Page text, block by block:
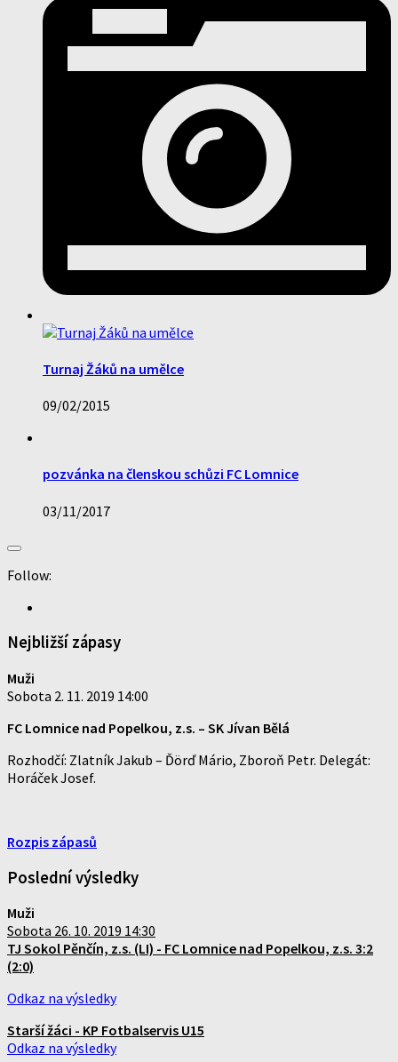
Turnaj Žáků na umělce
09/02/2015
pozvánka na členskou schůzi FC Lomnice
03/11/2017
Follow:
Nejbližší zápasy
Muži
Sobota 2. 11. 2019 14:00
FC Lomnice nad Popelkou, z.s. – SK Jívan Bělá
Rozhodčí: Zlatník Jakub – Ďörď Mário, Zboroň Petr. Delegát:
Horáček Josef.
Rozpis zápasů
Poslední výsledky
Muži
Sobota 26. 10. 2019 14:30
TJ Sokol Pěnčín, z.s. (LI) - FC Lomnice nad Popelkou, z.s. 3:2
(2:0)
Odkaz na výsledky
Starší žáci - KP Fotbalservis U15
Odkaz na výsledky